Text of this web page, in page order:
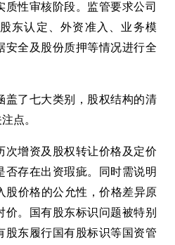
质性审核阶段。监管要求公司
东认定、外资准入、业务模
安全及股份质押等情况进行全
盖了七大类别，股权结构的清
点。
次增资及股权转让价格及定价
否存在出资瑕疵。同时需说明
股价格的公允性，价格差异原
价。国有股东标识问题被特别
股东履行国有股标识等国资管